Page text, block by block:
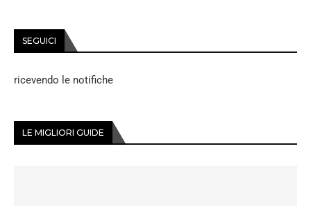
SEGUICI
ricevendo le notifiche
LE MIGLIORI GUIDE